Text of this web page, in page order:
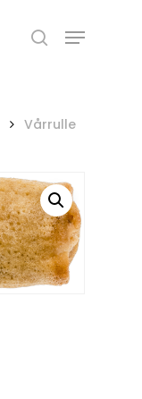
search
Menu
Vårrulle